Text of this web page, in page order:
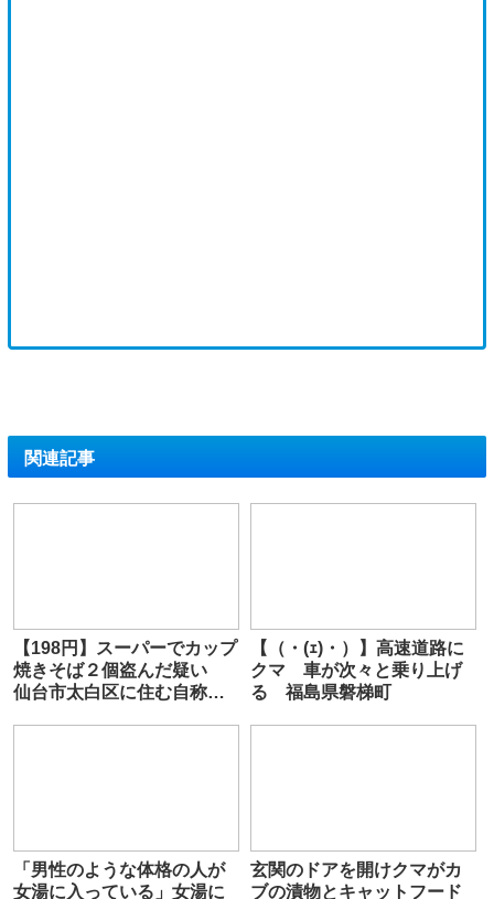
関連記事
【198円】スーパーでカップ
焼きそば２個盗んだ疑い
仙台市太白区に住む自称国
【（・(ｪ)・）】高速道路に
クマ 車が次々と乗り上げ
る 福島県磐梯町
「男性のような体格の人が
女湯に入っている」女湯に
玄関のドアを開けクマがカ
ブの漬物とキャットフード